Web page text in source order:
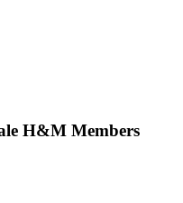
H&M Members